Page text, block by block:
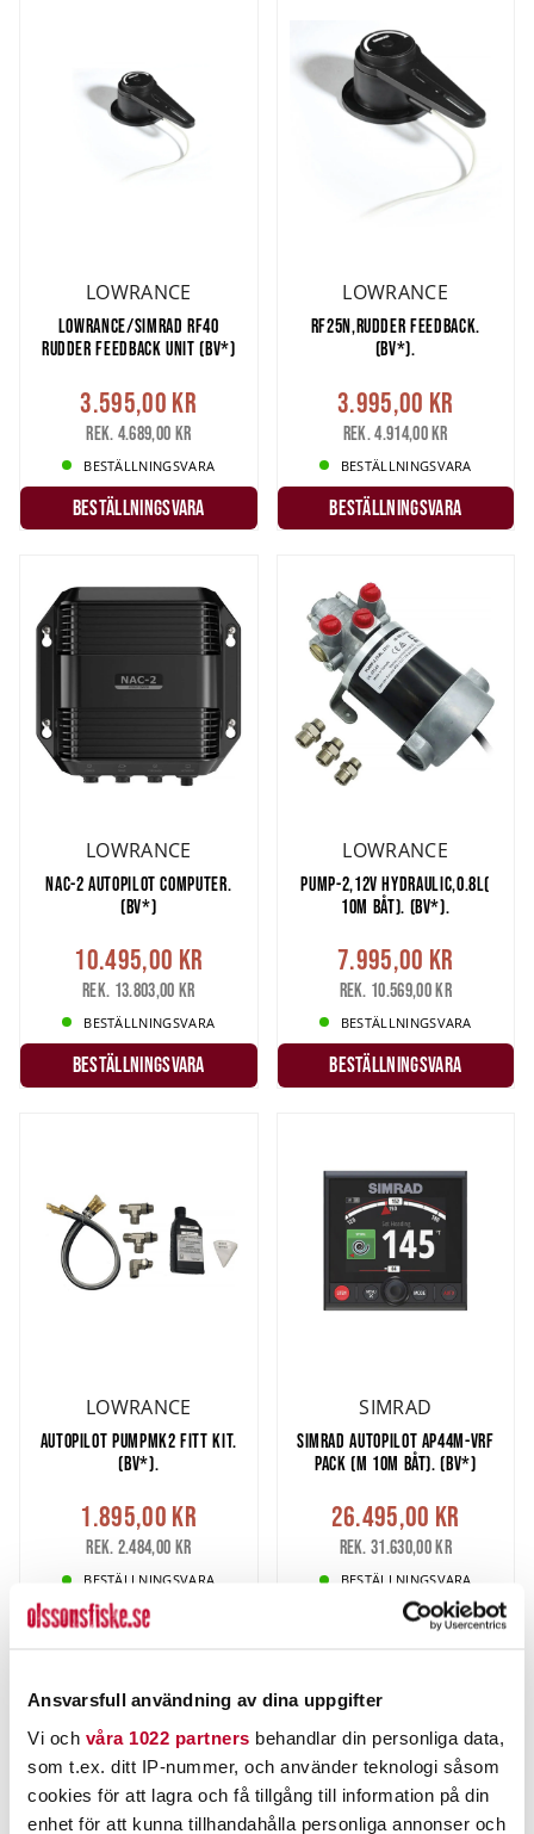
Ansvarsfull användning av dina uppgifter
Vi och våra 1022 partners behandlar din personliga data,
som t.ex. ditt IP-nummer, och använder teknologi såsom
cookies för att lagra och få tillgång till information på din
enhet för att kunna tillhandahålla personliga annonser och
LOWRANCE
LOWRANCE/SIMRAD RF40
RUDDER FEEDBACK UNIT (BV*)
3.595,00 kr
Rek. 4.689,00 kr
BESTÄLLNINGSVARA
Beställningsvara
LOWRANCE
RF25N,RUDDER FEEDBACK.
(BV*).
3.995,00 kr
Rek. 4.914,00 kr
BESTÄLLNINGSVARA
Beställningsvara
LOWRANCE
NAC-2 AUTOPILOT COMPUTER.
(BV*)
10.495,00 kr
Rek. 13.803,00 kr
BESTÄLLNINGSVARA
Beställningsvara
LOWRANCE
PUMP-2,12V HYDRAULIC,0.8L(
10M BÅT). (BV*).
7.995,00 kr
Rek. 10.569,00 kr
BESTÄLLNINGSVARA
Beställningsvara
LOWRANCE
AUTOPILOT PUMPMK2 FITT KIT.
(BV*).
1.895,00 kr
Rek. 2.484,00 kr
BESTÄLLNINGSVARA
Beställningsvara
SIMRAD
SIMRAD AUTOPILOT AP44M-VRF
PACK (M 10M BÅT). (BV*)
26.495,00 kr
Rek. 31.630,00 kr
BESTÄLLNINGSVARA
Beställningsvara